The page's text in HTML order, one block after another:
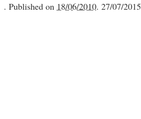
. Published on 18/06/2010. 27/07/2015